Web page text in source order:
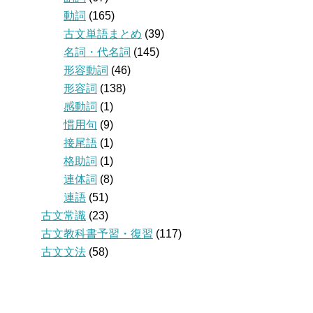
動詞 (165)
古文単語まとめ (39)
名詞・代名詞 (145)
形容動詞 (46)
形容詞 (138)
感動詞 (1)
慣用句 (9)
接尾語 (1)
格助詞 (1)
連体詞 (8)
連語 (51)
古文常識 (23)
古文教科書予習・復習 (117)
古文文法 (58)